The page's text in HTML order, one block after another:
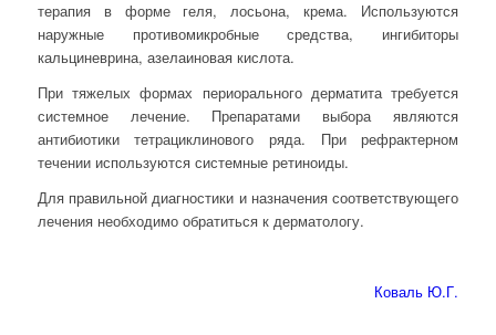
терапия в форме геля, лосьона, крема. Используются
наружные противомикробные средства, ингибиторы
кальциневрина, азелаиновая кислота.
При тяжелых формах периорального дерматита требуется
системное лечение. Препаратами выбора являются
антибиотики тетрациклинового ряда. При рефрактерном
течении используются системные ретиноиды.
Для правильной диагностики и назначения соответствующего
лечения необходимо обратиться к дерматологу.
Коваль Ю.Г.